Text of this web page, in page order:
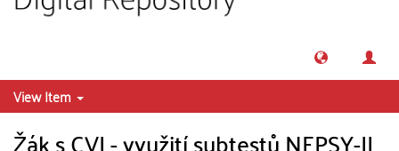
View Item